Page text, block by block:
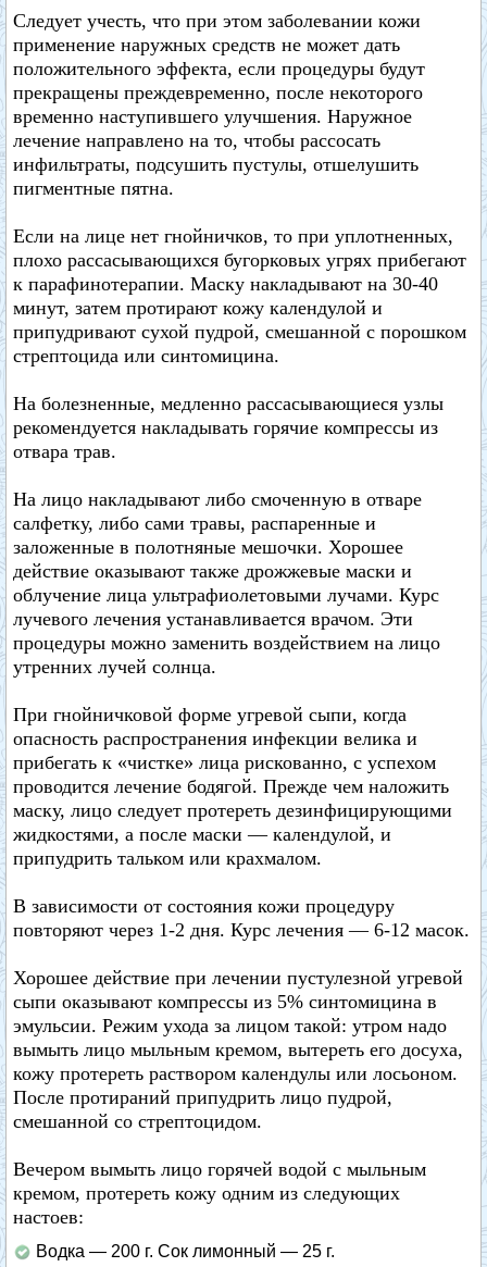
Следует учесть, что при этом заболевании кожи
применение наружных средств не может дать
положительного эффекта, если процедуры будут
прекращены преждевременно, после некоторого
временно наступившего улучшения. Наружное
лечение направлено на то, чтобы рассосать
инфильтраты, подсушить пустулы, отшелушить
пигментные пятна.
Если на лице нет гнойничков, то при уплотненных,
плохо рассасывающихся бугорковых угрях прибегают
к парафинотерапии. Маску накладывают на 30-40
минут, затем протирают кожу календулой и
припудривают сухой пудрой, смешанной с порошком
стрептоцида или синтомицина.
На болезненные, медленно рассасывающиеся узлы
рекомендуется накладывать горячие компрессы из
отвара трав.
На лицо накладывают либо смоченную в отваре
салфетку, либо сами травы, распаренные и
заложенные в полотняные мешочки. Хорошее
действие оказывают также дрожжевые маски и
облучение лица ультрафиолетовыми лучами. Курс
лучевого лечения устанавливается врачом. Эти
процедуры можно заменить воздействием на лицо
утренних лучей солнца.
При гнойничковой форме угревой сыпи, когда
опасность распространения инфекции велика и
прибегать к «чистке» лица рискованно, с успехом
проводится лечение бодягой. Прежде чем наложить
маску, лицо следует протереть дезинфицирующими
жидкостями, а после маски — календулой, и
припудрить тальком или крахмалом.
В зависимости от состояния кожи процедуру
повторяют через 1-2 дня. Курс лечения — 6-12 масок.
Хорошее действие при лечении пустулезной угревой
сыпи оказывают компрессы из 5% синтомицина в
эмульсии. Режим ухода за лицом такой: утром надо
вымыть лицо мыльным кремом, вытереть его досуха,
кожу протереть раствором календулы или лосьоном.
После протираний припудрить лицо пудрой,
смешанной со стрептоцидом.
Вечером вымыть лицо горячей водой с мыльным
кремом, протереть кожу одним из следующих
настоев:
Водка — 200 г. Сок лимонный — 25 г.